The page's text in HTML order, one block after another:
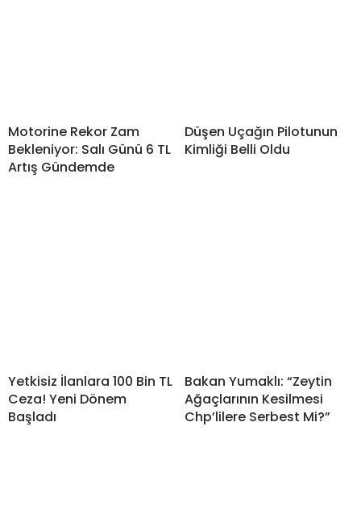
Motorine Rekor Zam
Bekleniyor: Salı Günü 6 TL
Artış Gündemde
Düşen Uçağın Pilotunun
Kimliği Belli Oldu
Yetkisiz İlanlara 100 Bin TL
Ceza! Yeni Dönem
Başladı
Bakan Yumaklı: “Zeytin
Ağaçlarının Kesilmesi
Chp’lilere Serbest Mi?”